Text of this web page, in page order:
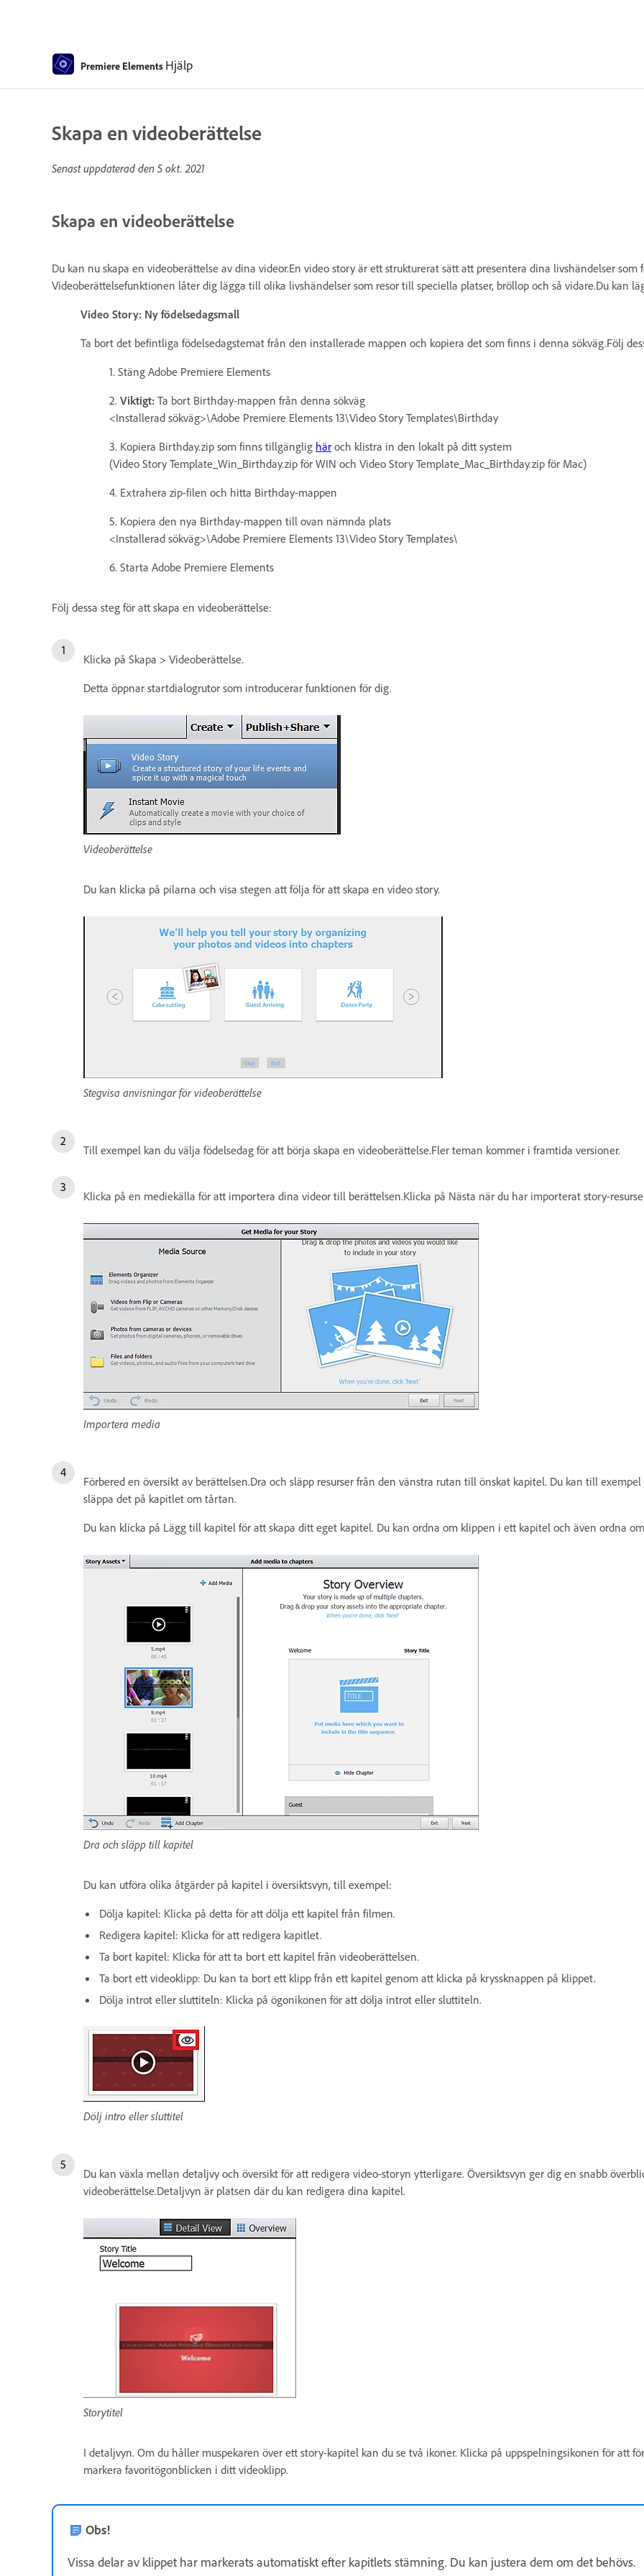
Premiere Elements Hjälp
Skapa en videoberättelse
Senast uppdaterad den 5 okt. 2021
Skapa en videoberättelse
Du kan nu skapa en videoberättelse av dina videor.En video story är ett strukturerat sätt att presentera dina livshändelser som
Videoberättelsefunktionen låter dig lägga till olika livshändelser som resor till speciella platser, bröllop och så vidare.Du kan
Video Story: Ny födelsedagsmall
Ta bort det befintliga födelsedagstemat från den installerade mappen och kopiera det som finns i denna sökväg.Följ
1. Stäng Adobe Premiere Elements
2. Viktigt: Ta bort Birthday-mappen från denna sökväg
<Installerad sökväg>\Adobe Premiere Elements 13\Video Story Templates\Birthday
3. Kopiera Birthday.zip som finns tillgänglig här och klistra in den lokalt på ditt system
(Video Story Template_Win_Birthday.zip för WIN och Video Story Template_Mac_Birthday.zip för Mac)
4. Extrahera zip-filen och hitta Birthday-mappen
5. Kopiera den nya Birthday-mappen till ovan nämnda plats
<Installerad sökväg>\Adobe Premiere Elements 13\Video Story Templates\
6. Starta Adobe Premiere Elements
Följ dessa steg för att skapa en videoberättelse:
Klicka på Skapa > Videoberättelse.
Detta öppnar startdialogrutor som introducerar funktionen för dig.
Videoberättelse
Du kan klicka på pilarna och visa stegen att följa för att skapa en video story.
Stegvisa anvisningar för videoberättelse
Till exempel kan du välja födelsedag för att börja skapa en videoberättelse.Fler teman kommer i framtida versioner.
Klicka på en mediekälla för att importera dina videor till berättelsen.Klicka på Nästa när du har importerat story-
Importera media
Förbered en översikt av berättelsen.Dra och släpp resurser från den vänstra rutan till önskat kapitel. Du kan till
släppa det på kapitlet om tårtan.
Du kan klicka på Lägg till kapitel för att skapa ditt eget kapitel. Du kan ordna om klippen i ett kapitel och även ordna
Dra och släpp till kapitel
Du kan utföra olika åtgärder på kapitel i översiktsvyn, till exempel:
Dölja kapitel: Klicka på detta för att dölja ett kapitel från filmen.
Redigera kapitel: Klicka för att redigera kapitlet.
Ta bort kapitel: Klicka för att ta bort ett kapitel från videoberättelsen.
Ta bort ett videoklipp: Du kan ta bort ett klipp från ett kapitel genom att klicka på kryssknappen på klippet.
Dölja introt eller sluttiteln: Klicka på ögonikonen för att dölja introt eller sluttiteln.
Dölj intro eller sluttitel
Du kan växla mellan detaljvy och översikt för att redigera video-storyn ytterligare. Översiktsvyn ger dig en snabb
videoberättelse.Detaljvyn är platsen där du kan redigera dina kapitel.
Storytitel
I detaljvyn. Om du håller muspekaren över ett story-kapitel kan du se två ikoner. Klicka på uppspelningsikonen för att
markera favoritögonblicken i ditt videoklipp.
Obs!
Vissa delar av klippet har markerats automatiskt efter kapitlets stämning. Du kan justera dem om det behövs.